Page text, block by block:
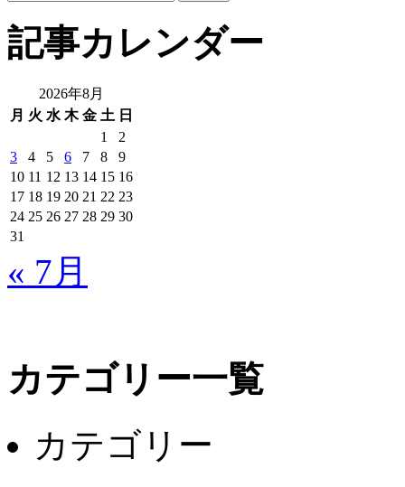
ト
内
記事カレンダー
2026年8月
月 火 水 木 金 土 日
1
2
3
4 5 6 7 8
9
10 11 12 13 14 15 16
17 18 19 20 21 22 23
24 25 26 27 28 29 30
31
« 7月
カテゴリー一覧
カテゴリー